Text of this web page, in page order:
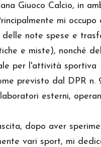
Giuoco Calcio, in
mi occupo
delle note spese e
e miste), nonché del
per l'attività sportiva
previsto dal DPR n.
esterni,
dopo aver
vari sport, mi